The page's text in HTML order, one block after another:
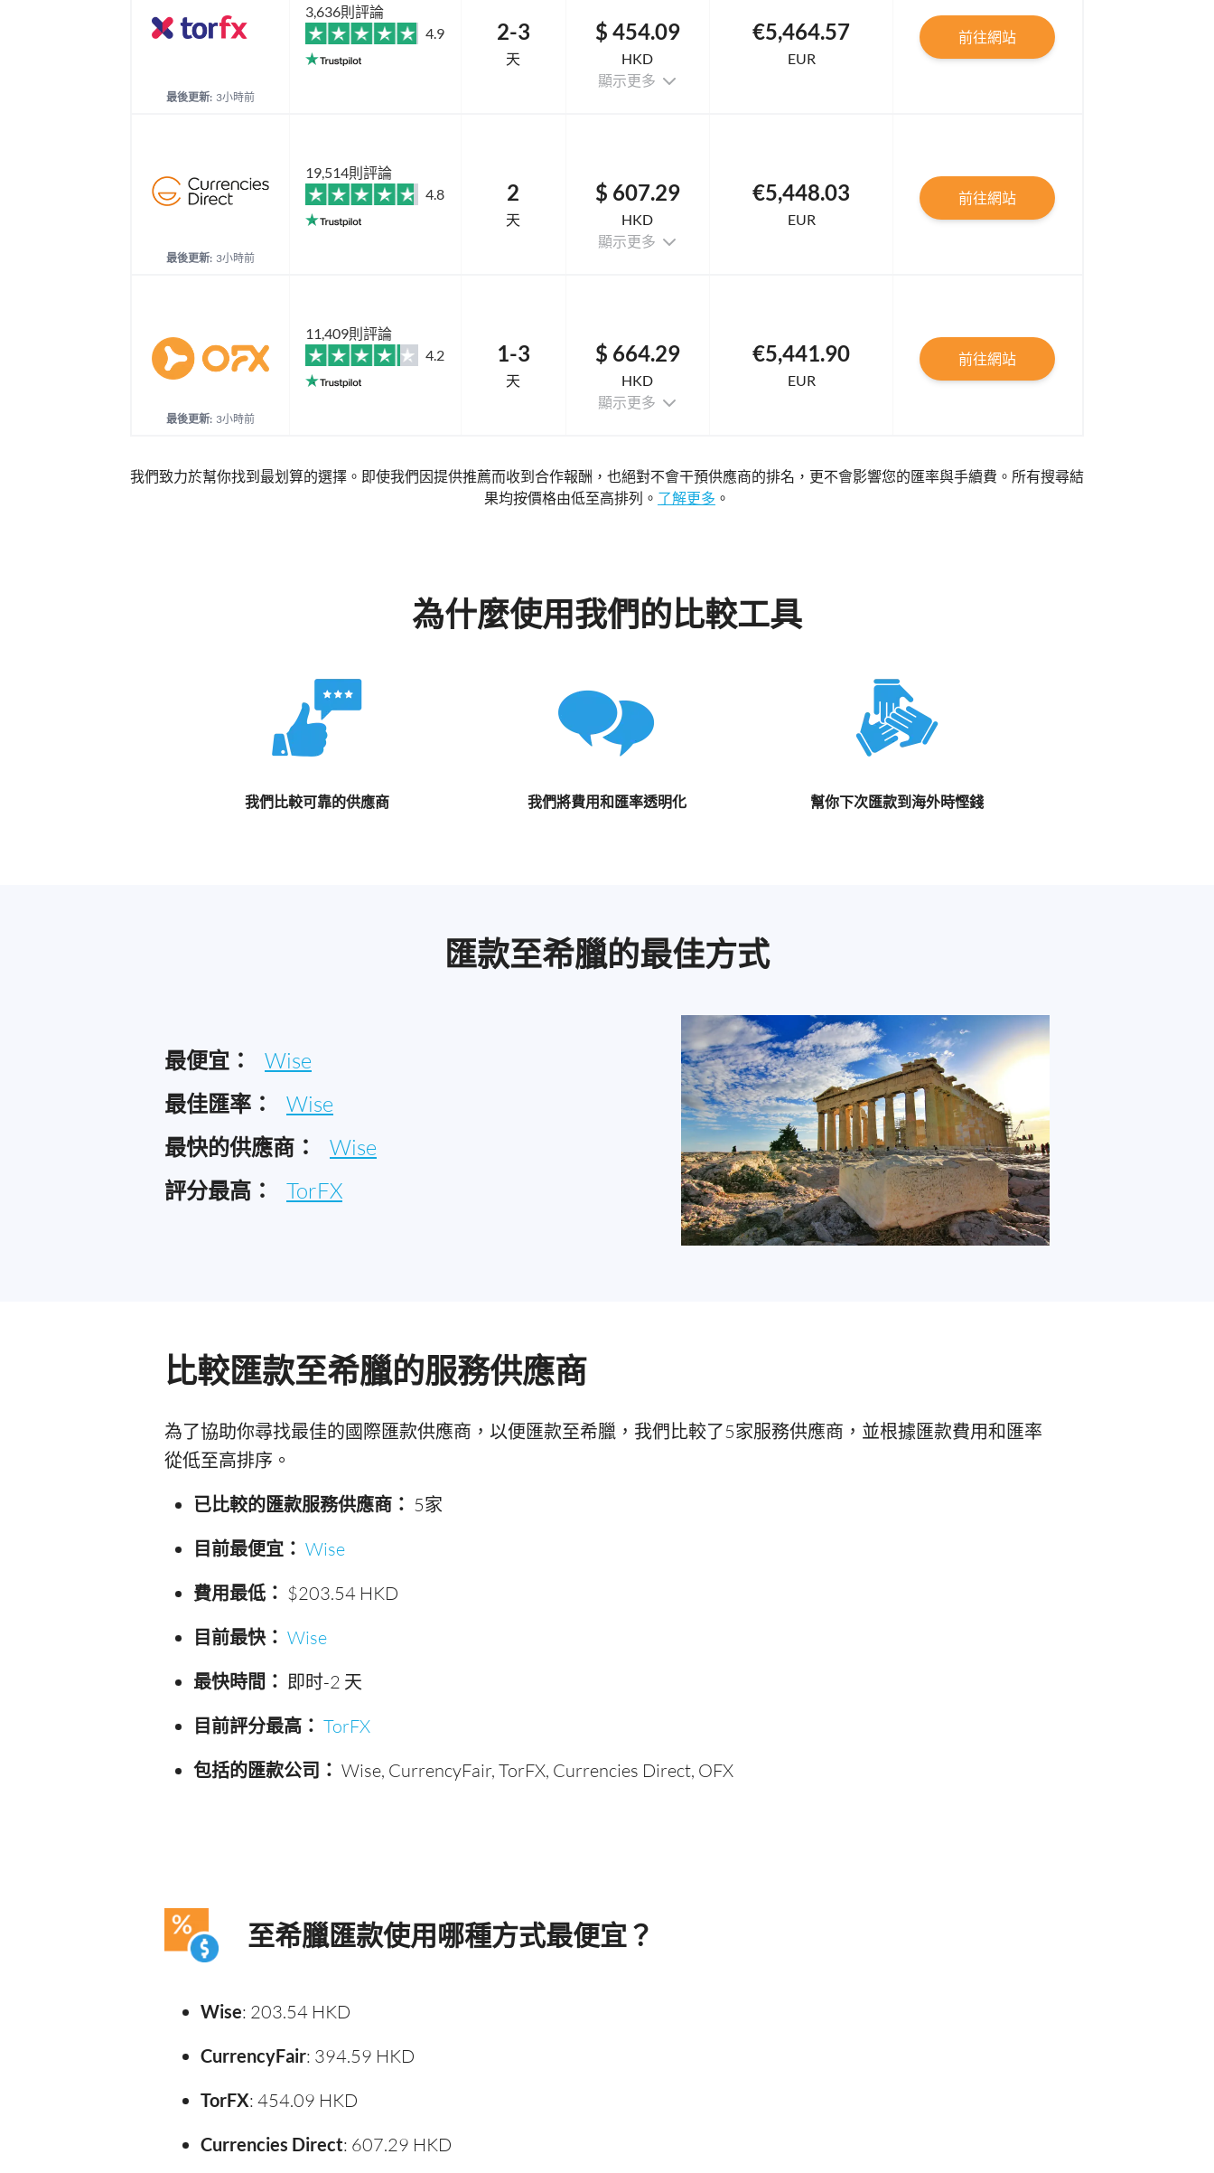
最後更新: 3小時前
3,636則評論
4.9
2-3
天
$ 454.09
HKD
顯示更多
€5,464.57
EUR
前往網站
最後更新: 3小時前
19,514則評論
4.8
2
天
$ 607.29
HKD
顯示更多
€5,448.03
EUR
前往網站
最後更新: 3小時前
11,409則評論
4.2
1-3
天
$ 664.29
HKD
顯示更多
€5,441.90
EUR
前往網站
我們致力於幫你找到最划算的選擇。即使我們因提供推薦而收到合作報酬，也絕對不會干預供應商的排名，更不會影響您的匯率與手續費。所有搜尋結
果均按價格由低至高排列。 了解更多 。
為什麼使用我們的比較工具
我們比較可靠的供應商 我們將費用和匯率透明化 幫你下次匯款到海外時慳錢
匯款至希臘的最佳方式
最便宜： Wise
最佳匯率： Wise
最快的供應商： Wise
評分最高： TorFX
比較匯款至希臘的服務供應商
為了協助你尋找最佳的國際匯款供應商，以便匯款至希臘，我們比較了5家服務供應商，並根據匯款費用和匯率
從低至高排序。
已比較的匯款服務供應商： 5家
目前最便宜： Wise
費用最低： $203.54 HKD
目前最快： Wise
最快時間： 即时-2 天
目前評分最高： TorFX
包括的匯款公司： Wise, CurrencyFair, TorFX, Currencies Direct, OFX
至希臘匯款使用哪種方式最便宜？
Wise: 203.54 HKD
CurrencyFair: 394.59 HKD
TorFX: 454.09 HKD
Currencies Direct: 607.29 HKD